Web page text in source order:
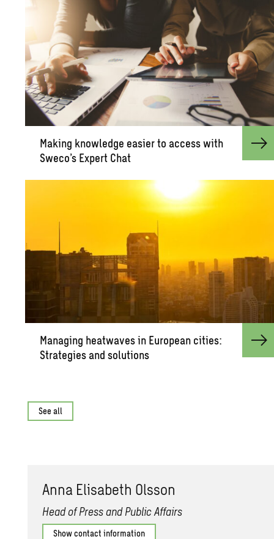
Mak­ing knowl­edge eas­ier to ac­cess with
Sweco’s Ex­pert Chat
Man­ag­ing heat­waves in Eu­ro­pean cities:
Strate­gies and so­lu­tions
See all
Anna Elis­a­beth Ols­son
Head of Press and Public Affairs
Show contact information